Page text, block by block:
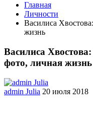
Главная
Личности
Василиса
жизнь
Василиса
фото, личная жизнь
admin Julia 20 июля 2018